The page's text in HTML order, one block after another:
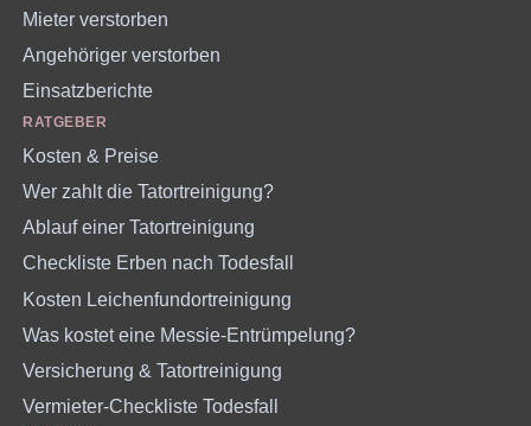
Mieter verstorben
Angehöriger verstorben
Einsatzberichte
RATGEBER
Kosten & Preise
Wer zahlt die Tatortreinigung?
Ablauf einer Tatortreinigung
Checkliste Erben nach Todesfall
Kosten Leichenfundortreinigung
Was kostet eine Messie-Entrümpelung?
Versicherung & Tatortreinigung
Vermieter-Checkliste Todesfall